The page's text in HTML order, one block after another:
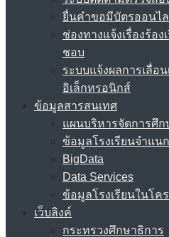
ยื่นคำขอมีบัตรออนไ
ช่องทางแจ้งเรื่องร้อ
ชอบ
ระบบแจ้งผลการเลื่อ
อิเล็กทรอนิกส์
ข้อมูลสารสนเทศ
แผนบริหารจัดการศึ
ข้อมูลโรงเรียนจำแ
BigData
Data Services
ข้อมูลโรงเรียนในโค
เว็บลิงค์
กระทรวงศึกษาธิการ